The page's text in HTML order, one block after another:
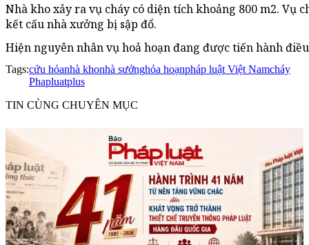
Nhà kho xảy ra vụ cháy có diện tích khoảng 800 m2. Vụ
kết cấu nhà xưởng bị sập đổ.
Hiện nguyên nhân vụ hoả hoạn đang được tiến hành
Tags:cứu hỏanhà khonhà sưởnghỏa hoạnpháp luật Việt Namcháy
Phapluatplus
TIN CÙNG CHUYÊN MỤC